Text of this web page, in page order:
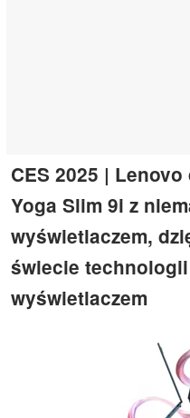
CES 2025 |
Yoga Slim 9i z
wyświetlaczem,
świecie
wyświetlaczem